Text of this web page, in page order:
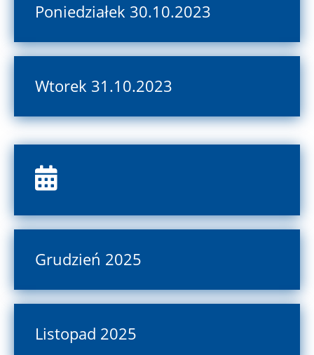
Poniedziałek 30.10.2023
Wtorek 31.10.2023
Grudzień 2025
Listopad 2025